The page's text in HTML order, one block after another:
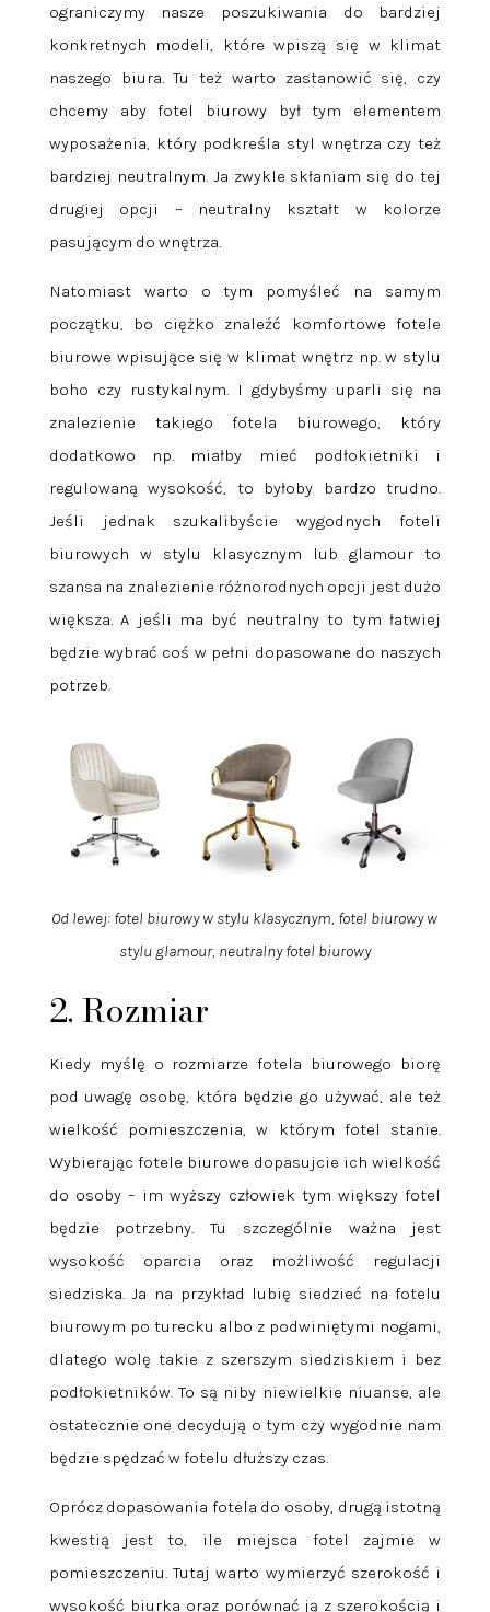
ograniczymy nasze poszukiwania do bardziej
konkretnych modeli, które wpiszą się w klimat
naszego biura. Tu też warto zastanowić się, czy
chcemy aby fotel biurowy był tym elementem
wyposażenia, który podkreśla styl wnętrza czy też
bardziej neutralnym. Ja zwykle skłaniam się do tej
drugiej opcji – neutralny kształt w kolorze
pasującym do wnętrza.
Natomiast warto o tym pomyśleć na samym
początku, bo ciężko znaleźć komfortowe fotele
biurowe wpisujące się w klimat wnętrz np. w stylu
boho czy rustykalnym. I gdybyśmy uparli się na
znalezienie takiego fotela biurowego, który
dodatkowo np. miałby mieć podłokietniki i
regulowaną wysokość, to byłoby bardzo trudno.
Jeśli jednak szukalibyście wygodnych foteli
biurowych w stylu klasycznym lub glamour to
szansa na znalezienie różnorodnych opcji jest dużo
większa. A jeśli ma być neutralny to tym łatwiej
będzie wybrać coś w pełni dopasowane do naszych
potrzeb.
Od lewej: fotel biurowy w stylu klasycznym, fotel biurowy w
stylu glamour, neutralny fotel biurowy
2. Rozmiar
Kiedy myślę o rozmiarze fotela biurowego biorę
pod uwagę osobę, która będzie go używać, ale też
wielkość pomieszczenia, w którym fotel stanie.
Wybierając fotele biurowe dopasujcie ich wielkość
do osoby – im wyższy człowiek tym większy fotel
będzie potrzebny. Tu szczególnie ważna jest
wysokość oparcia oraz możliwość regulacji
siedziska. Ja na przykład lubię siedzieć na fotelu
biurowym po turecku albo z podwiniętymi nogami,
dlatego wolę takie z szerszym siedziskiem i bez
podłokietników. To są niby niewielkie niuanse, ale
ostatecznie one decydują o tym czy wygodnie nam
będzie spędzać w fotelu dłuższy czas.
Oprócz dopasowania fotela do osoby, drugą istotną
kwestią jest to, ile miejsca fotel zajmie w
pomieszczeniu. Tutaj warto wymierzyć szerokość i
wysokość biurka oraz porównać ją z szerokością i